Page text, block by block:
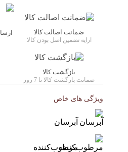
ضمانت اصالت کالا
ارایه تضمین اصل بودن کالا
بازگشت کالا
ضمانت بازگشت کالا تا 7 روز
ویژگی های خاص
آبرسان
مرطوب‌کننده